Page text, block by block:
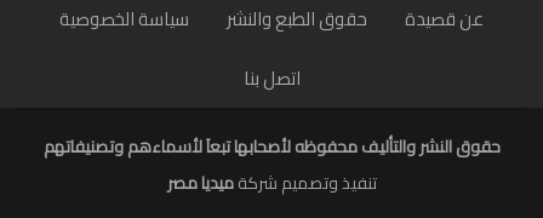
عن قصيدة حقوق الطبع والنشر
سياسة الخصوصية
اتصل بنا
حقوق النشر والتأليف محفوظه لأصحابها تبعاَ لأسماءهم وتصنيفاتهم
تنفيذ وتصميم شركةميديا مصر